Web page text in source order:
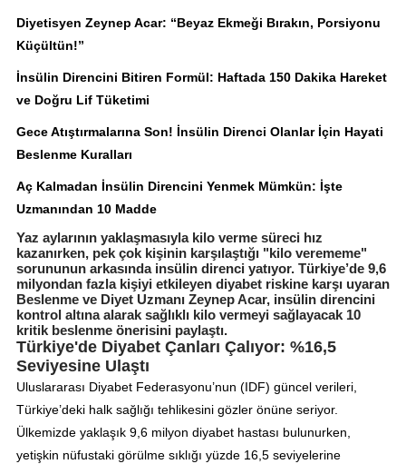
Diyetisyen Zeynep Acar: “Beyaz Ekmeği Bırakın, Porsiyonu
Küçültün!”
İnsülin Direncini Bitiren Formül: Haftada 150 Dakika Hareket
ve Doğru Lif Tüketimi
Gece Atıştırmalarına Son! İnsülin Direnci Olanlar İçin Hayati
Beslenme Kuralları
Aç Kalmadan İnsülin Direncini Yenmek Mümkün: İşte
Uzmanından 10 Madde
Yaz aylarının yaklaşmasıyla kilo verme süreci hız
kazanırken, pek çok kişinin karşılaştığı "kilo verememe"
sorununun arkasında insülin direnci yatıyor. Türkiye’de 9,6
milyondan fazla kişiyi etkileyen diyabet riskine karşı uyaran
Beslenme ve Diyet Uzmanı Zeynep Acar, insülin direncini
kontrol altına alarak sağlıklı kilo vermeyi sağlayacak 10
kritik beslenme önerisini paylaştı.
Türkiye'de Diyabet Çanları Çalıyor: %16,5
Seviyesine Ulaştı
Uluslararası Diyabet Federasyonu’nun (IDF) güncel verileri,
Türkiye’deki halk sağlığı tehlikesini gözler önüne seriyor.
Ülkemizde yaklaşık 9,6 milyon diyabet hastası bulunurken,
yetişkin nüfustaki görülme sıklığı yüzde 16,5 seviyelerine